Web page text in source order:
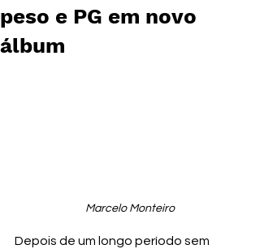
peso e PG em novo
álbum
Marcelo Monteiro
Depois de um longo período sem